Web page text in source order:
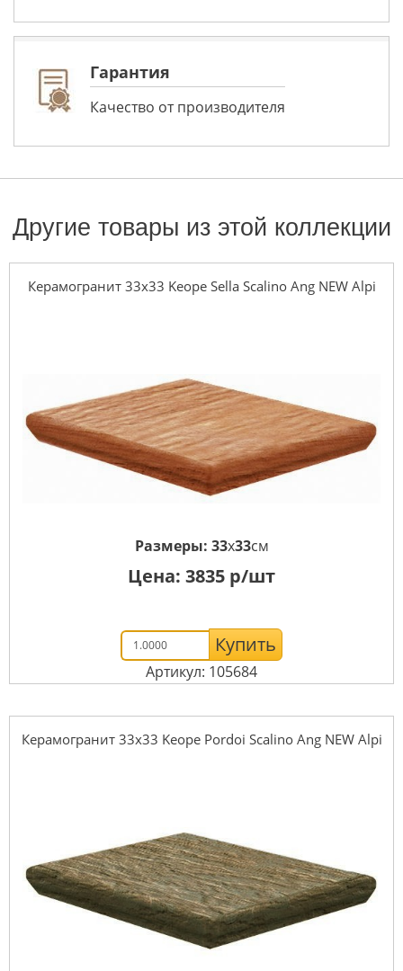
Гарантия
Качество от производителя
Другие товары из этой коллекции
Керамогранит 33x33 Keope Sella Scalino Ang NEW Alpi
Размеры: 33x33см
Цена: 3835 р/шт
Купить
Артикул: 105684
Керамогранит 33x33 Keope Pordoi Scalino Ang NEW Alpi